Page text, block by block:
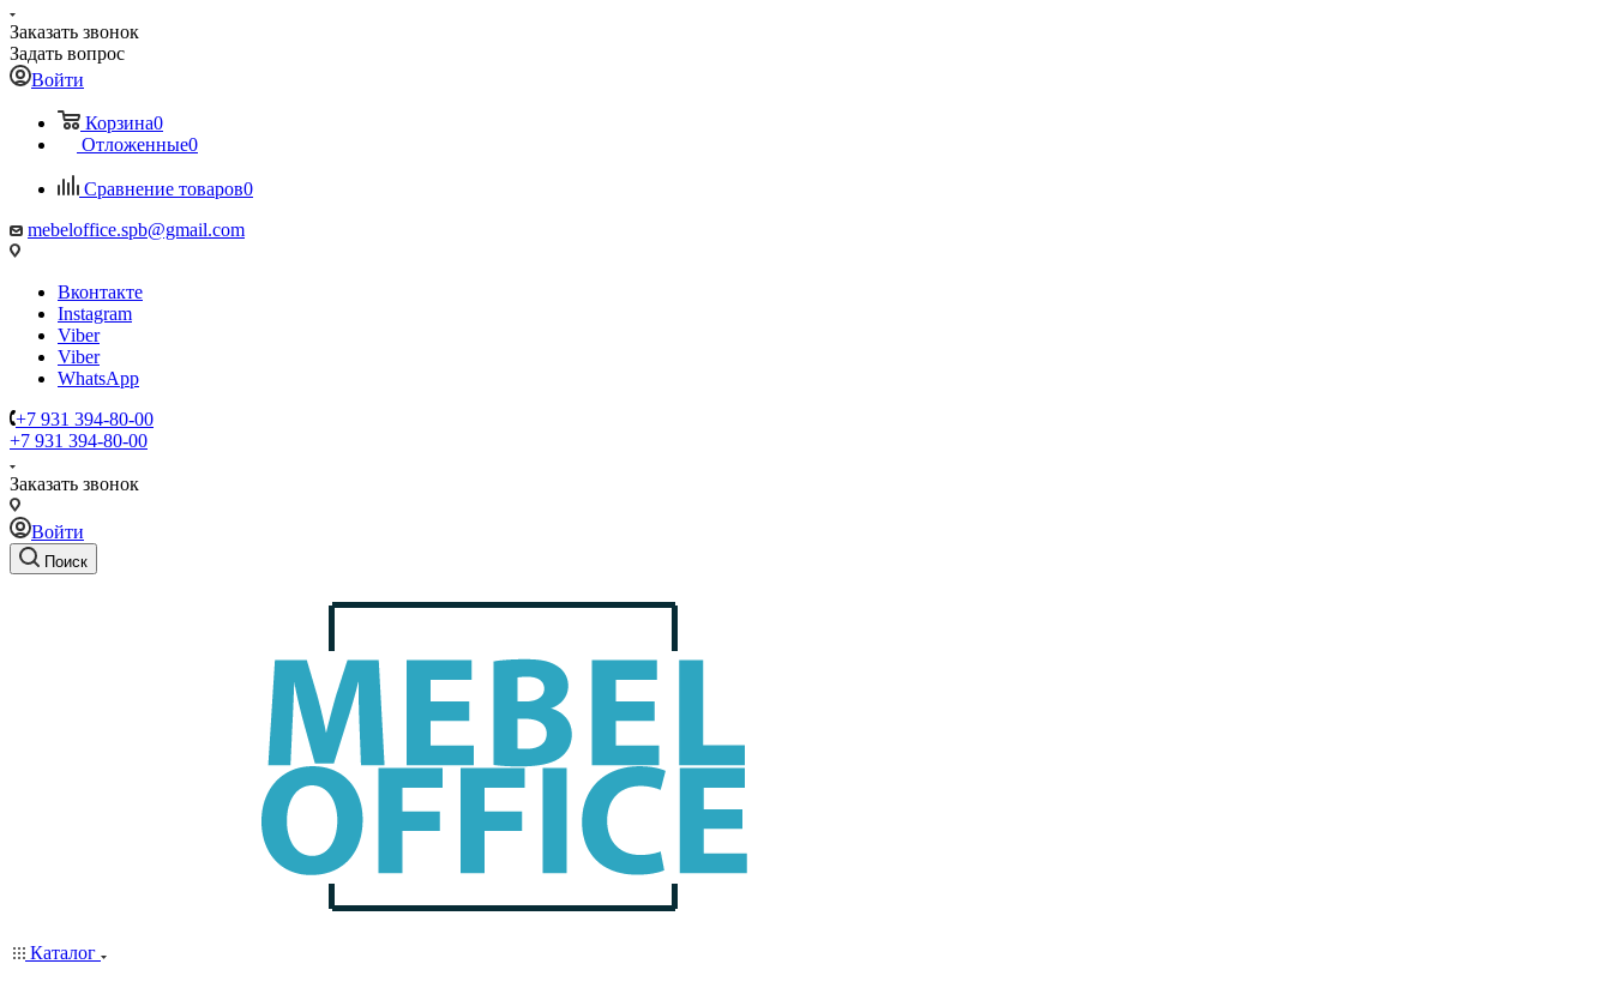
Заказать звонок
Задать вопрос
Войти
Корзина0
Отложенные0
Сравнение товаров0
mebeloffice.spb@gmail.com
Вконтакте
Instagram
Viber
Viber
WhatsApp
+7 931 394-80-00
+7 931 394-80-00
Заказать звонок
Войти
Поиск
Каталог